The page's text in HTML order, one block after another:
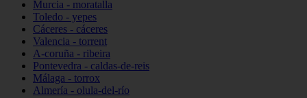
Murcia - moratalla
Toledo - yepes
Cáceres - cáceres
Valencia - torrent
A-coruña - ribeira
Pontevedra - caldas-de-reis
Málaga - torrox
Almería - olula-del-río